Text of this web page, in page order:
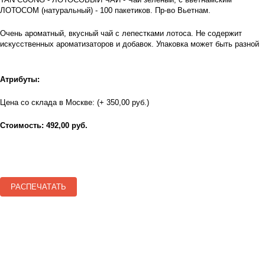
ЛОТОСОМ (натуральный) - 100 пакетиков. Пр-во Вьетнам.
Очень ароматный, вкусный чай с лепестками лотоса. Не содержит
искусственных ароматизаторов и добавок. Упаковка может быть разной
Атрибуты:
Цена со склада в Москве: (+ 350,00 руб.)
Стоимость: 492,00 руб.
РАСПЕЧАТАТЬ